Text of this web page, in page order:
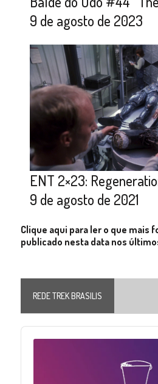
9 de agosto de 2023
ENT 2×23:
9 de agosto de 2021
Clique aqui para ler o que mais
publicado nesta data nos
REDE TREK BRASILIS
Audio
Player